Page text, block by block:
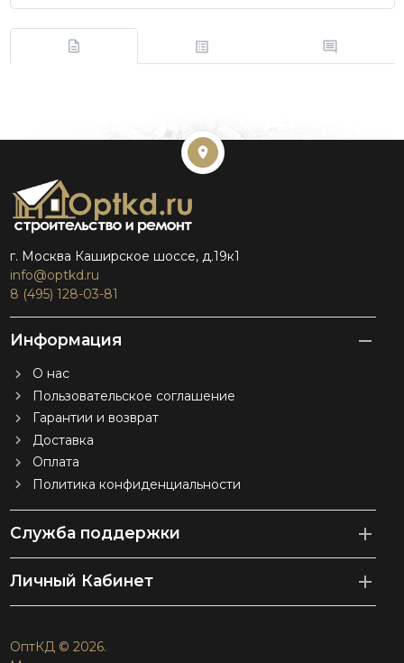
г. Москва Каширское шоссе, д.19к1
info@optkd.ru
8 (495) 128-03-81
Информация
О нас
Пользовательское соглашение
Гарантии и возврат
Доставка
Оплата
Политика конфиденциальности
Служба поддержки
Личный Кабинет
ОптКД © 2026.